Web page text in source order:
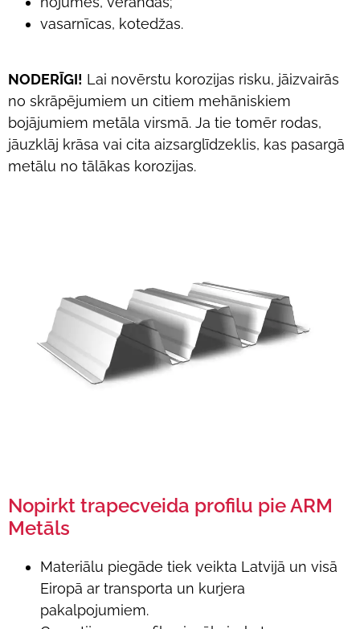
vasarnīcas, kotedžas.
NODERĪGI! Lai novērstu korozijas risku, jāizvairās
no skrāpējumiem un citiem mehāniskiem
bojājumiem metāla virsmā. Ja tie tomēr rodas,
jāuzklāj krāsa vai cita aizsarglīdzeklis, kas pasargā
metālu no tālākas korozijas.
Nopirkt trapecveida profilu pie ARM
Metāls
Materiālu piegāde tiek veikta Latvijā un visā
Eiropā ar transporta un kurjera
pakalpojumiem.